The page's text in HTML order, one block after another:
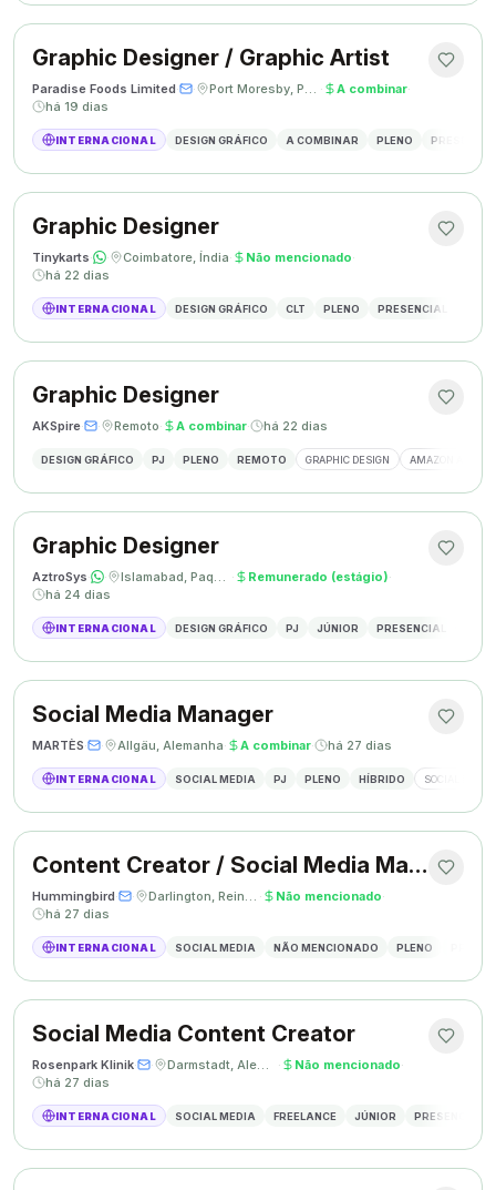
Graphic Designer / Graphic Artist
Paradise Foods Limited· · Port Moresby, Papua Nova Guiné · A combinar·
há 19 dias
INTERNACIONAL DESIGN GRÁFICO A COMBINAR PLENO
Graphic Designer
Tinykarts· · Coimbatore, Índia· Não mencionado·
há 22 dias
INTERNACIONAL DESIGN GRÁFICO CLT PLENO PRESENCIAL
Graphic Designer
AKSpire· · Remoto· A combinar· há 22 dias
DESIGN GRÁFICO PJ PLENO REMOTO GRAPHIC DESIGN AMAZON A+
Graphic Designer
AztroSys· · Islamabad, Paquistão · Remunerado (estágio)·
há 24 dias
INTERNACIONAL DESIGN GRÁFICO PJ JÚNIOR PRESENCIAL
Social Media Manager
MARTÈS· · Allgäu, Alemanha· A combinar· há 27 dias
INTERNACIONAL SOCIAL MEDIA PJ PLENO HÍBRIDO SOCIAL MEDIA
Content Creator / Social Media Manager
Hummingbird· · Darlington, Reino Unido · Não mencionado·
há 27 dias
INTERNACIONAL SOCIAL MEDIA NÃO MENCIONADO PLENO
Social Media Content Creator
Rosenpark Klinik· · Darmstadt, Alemanha · Não mencionado·
há 27 dias
INTERNACIONAL SOCIAL MEDIA FREELANCE JÚNIOR PRESENCIAL